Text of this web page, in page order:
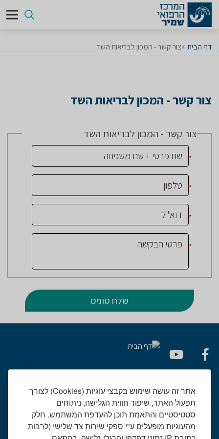
אתר זה עושה שימוש בקבצי עוגיות (Cookies) לצורך
תפעול האתר, שיפור חווית הגלישה, ניתוחים
סטטיסטיים והתאמת תוכן להעדפת המשתמש. חלק
מהעוגיות מופעלים ע"י ספקי שירות צד שלישי (לרבות
דף הבית צור קשר - המכון לבריאות השד
צור קשר - המכון לבריאות השד
צור קשר - המכון לבריאות השד
*
*
*
*
יחידות רפואיות